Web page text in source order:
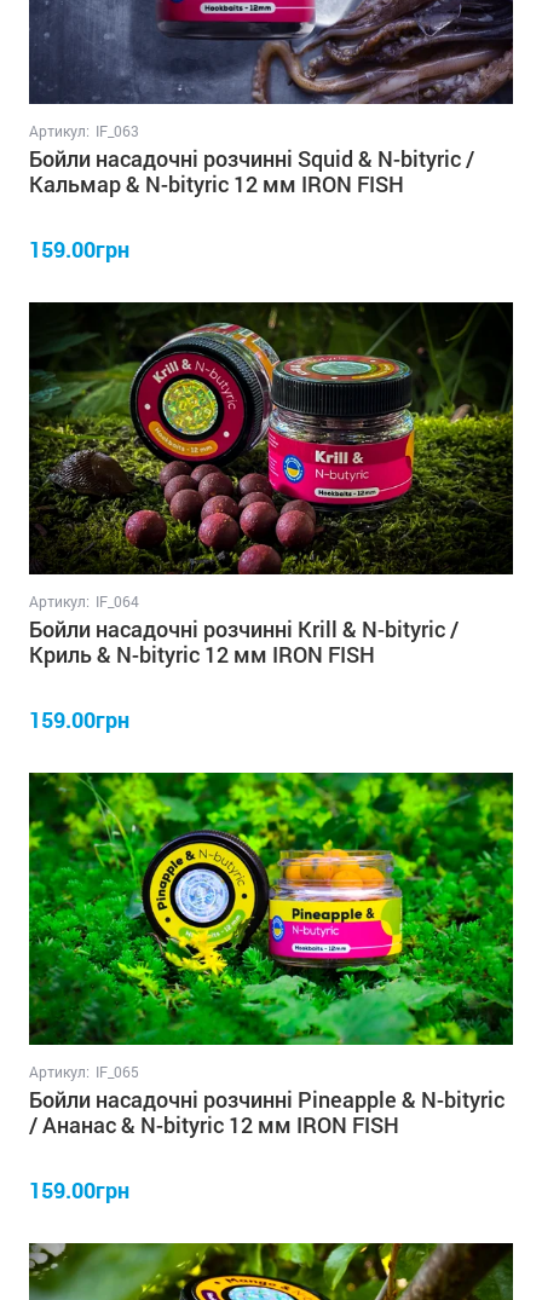
Артикул: IF_063
Бойли насадочні розчинні Squid & N-bityric /
Кальмар & N-bityric 12 мм IRON FISH
159.00грн
Артикул: IF_064
Бойли насадочні розчинні Krill & N-bityric /
Криль & N-bityric 12 мм IRON FISH
159.00грн
Артикул: IF_065
Бойли насадочні розчинні Pineapple & N-bityric
/ Ананас & N-bityric 12 мм IRON FISH
159.00грн